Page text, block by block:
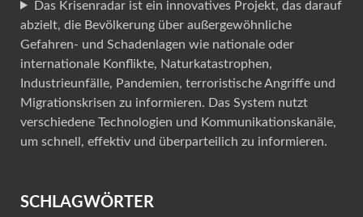
Das Krisenradar ist ein innovatives Projekt, das darauf
abzielt, die Bevölkerung über außergewöhnliche
Gefahren- und Schadenlagen wie nationale oder
internationale Konflikte, Naturkatastrophen,
Industrieunfälle, Pandemien, terroristische Angriffe und
Migrationskrisen zu informieren. Das System nutzt
verschiedene Technologien und Kommunikationskanäle,
um schnell, effektiv und überparteilich zu informieren.
SCHLAGWÖRTER